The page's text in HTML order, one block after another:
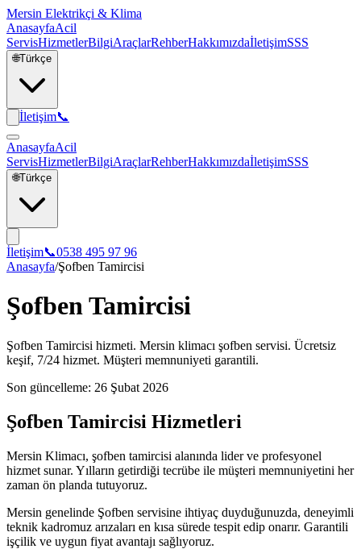
Mersin Elektrikçi & Klima
AnasayfaAcil
ServisHizmetlerBilgiAraçlarRehberHakkımızdaİletişimSSS
🌐Türkçe
İletişim📞
AnasayfaAcil
ServisHizmetlerBilgiAraçlarRehberHakkımızdaİletişimSSS
🌐Türkçe
İletişim📞0538 495 97 96
Anasayfa/Şofben Tamircisi
Şofben Tamircisi
Şofben Tamircisi hizmeti. Mersin klimacı şofben servisi. Ücretsiz
keşif, 7/24 hizmet. Müşteri memnuniyeti garantili.
Son güncelleme: 26 Şubat 2026
Şofben Tamircisi Hizmetleri
Mersin Klimacı, şofben tamircisi alanında lider ve profesyonel
hizmet sunar. Yılların getirdiği tecrübe ile müşteri memnuniyetini her
zaman ön planda tutuyoruz.
Mersin genelinde Şofben servisine ihtiyaç duyduğunuzda, deneyimli
teknik kadromuz arızaları en kısa sürede tespit edip onarır. Garantili
işçilik ve uygun fiyat avantajı sağlıyoruz.